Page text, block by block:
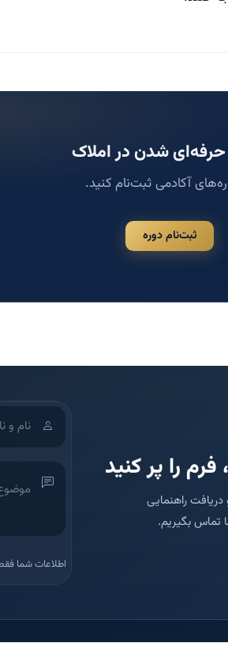
شدن در املاک
آکادمی ثبت‌نام کنید.
ثبت‌نام دوره
فرم را پر کنید
راهنمایی
تماس بگیریم.
اطلاعات شما